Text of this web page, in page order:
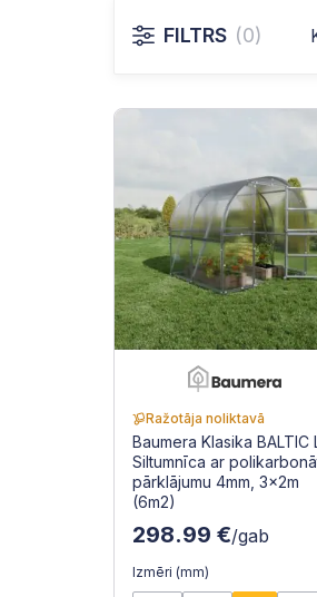
FILTRS (0)
Ražotāja noliktavā
Baumera Klasika BALTIC
Siltumnīca ar
pārklājumu 4mm, 3x2m
(6m2)
298.99 €/gab
Izmēri (mm)